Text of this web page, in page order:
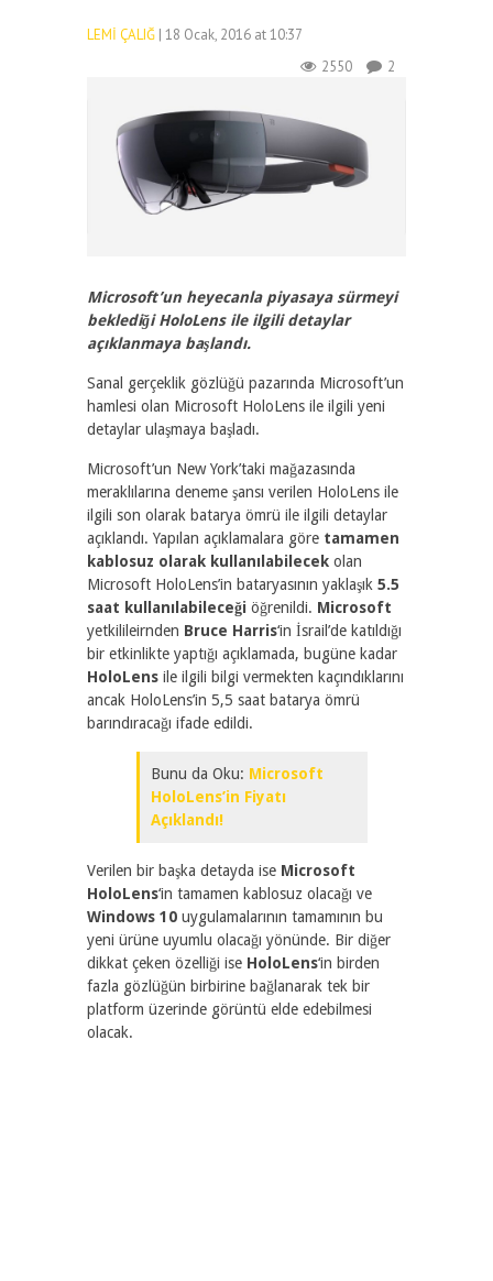
LEMI ÇALIĞ | 18 Ocak, 2016 at 10:37
2550
2
Microsoft’un heyecanla piyasaya sürmeyi
beklediği HoloLens ile ilgili detaylar
açıklanmaya başlandı.
Sanal gerçeklik gözlüğü pazarında Microsoft’un
hamlesi olan Microsoft HoloLens ile ilgili yeni
detaylar ulaşmaya başladı.
Microsoft’un New York’taki mağazasında
meraklılarına deneme şansı verilen HoloLens ile
ilgili son olarak batarya ömrü ile ilgili detaylar
açıklandı. Yapılan açıklamalara göre tamamen
kablosuz olarak kullanılabilecek olan
Microsoft HoloLens’in bataryasının yaklaşık 5.5
saat kullanılabileceği öğrenildi. Microsoft
yetkilileirnden Bruce Harris‘in İsrail’de katıldığı
bir etkinlikte yaptığı açıklamada, bugüne kadar
HoloLens ile ilgili bilgi vermekten kaçındıklarını
ancak HoloLens’in 5,5 saat batarya ömrü
barındıracağı ifade edildi.
Bunu da Oku: Microsoft
HoloLens’in Fiyatı
Açıklandı!
Verilen bir başka detayda ise Microsoft
HoloLens‘in tamamen kablosuz olacağı ve
Windows 10 uygulamalarının tamamının bu
yeni ürüne uyumlu olacağı yönünde. Bir diğer
dikkat çeken özelliği ise HoloLens‘in birden
fazla gözlüğün birbirine bağlanarak tek bir
platform üzerinde görüntü elde edebilmesi
olacak.